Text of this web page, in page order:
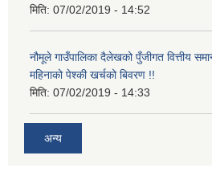
मिति: 07/02/2019 - 14:52
नौमूले गाउँपालिका दैलेखको पुँजीगत वित्तीय
महिनाको पेश्की खर्चको बिवरण !!
मिति: 07/02/2019 - 14:33
अन्य